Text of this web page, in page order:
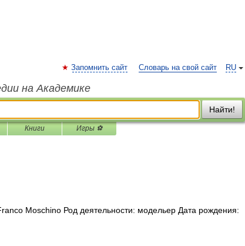
RU
Запомнить сайт Словарь на свой сайт
на Академике
Найти!
Книги Игры ⚽
Moschino Род деятельности: модельер Дата рождения: